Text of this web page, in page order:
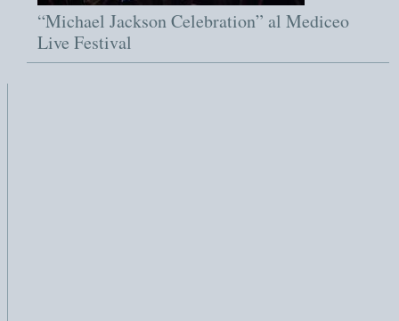
“Michael Jackson Celebration” al Mediceo
Live Festival